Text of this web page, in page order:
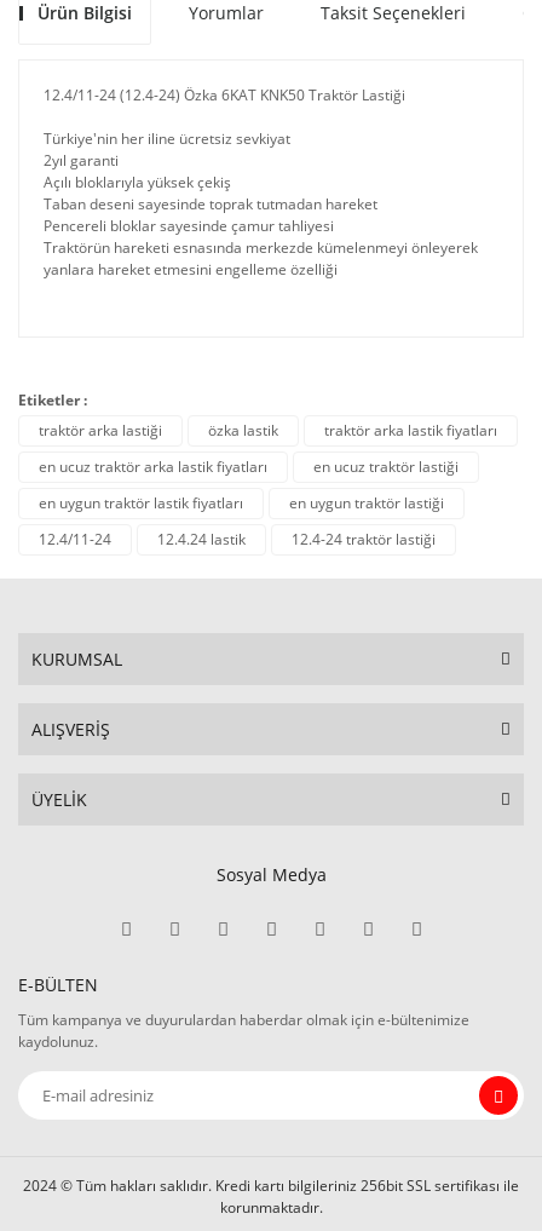
Ürün Bilgisi Yorumlar Taksit Seçenekleri
12.4/11-24 (12.4-24) Özka 6KAT KNK50 Traktör Lastiği
Türkiye'nin her iline ücretsiz sevkiyat
2yıl garanti
Açılı bloklarıyla yüksek çekiş
Taban deseni sayesinde toprak tutmadan hareket
Pencereli bloklar sayesinde çamur tahliyesi
Traktörün hareketi esnasında merkezde kümelenmeyi önleyerek
yanlara hareket etmesini engelleme özelliği
Etiketler :
traktör arka lastiği
özka lastik
traktör arka lastik fiyatları
en ucuz traktör arka lastik fiyatları
en ucuz traktör lastiği
en uygun traktör lastik fiyatları
en uygun traktör lastiği
12.4/11-24
12.4.24 lastik 12.4-24 traktör lastiği
KURUMSAL
ALIŞVERİŞ
ÜYELİK
Sosyal Medya
E-BÜLTEN
Tüm kampanya ve duyurulardan haberdar olmak için e-bültenimize
kaydolunuz.
2024 © Tüm hakları saklıdır. Kredi kartı bilgileriniz 256bit SSL sertifikası ile
korunmaktadır.